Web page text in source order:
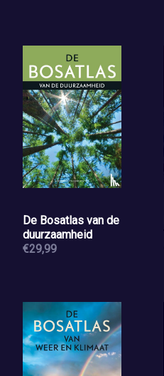
De Bosatlas van de
duurzaamheid
€29,99